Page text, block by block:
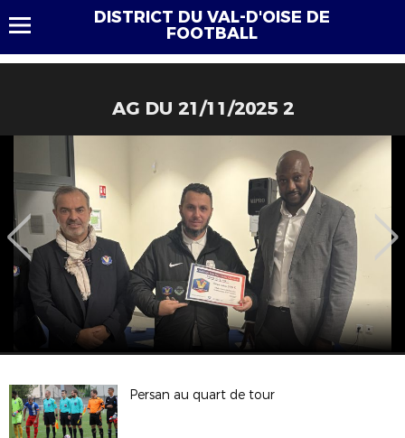
DISTRICT DU VAL-D'OISE DE
FOOTBALL
AG DU 21/11/2025 2
Persan au quart de tour